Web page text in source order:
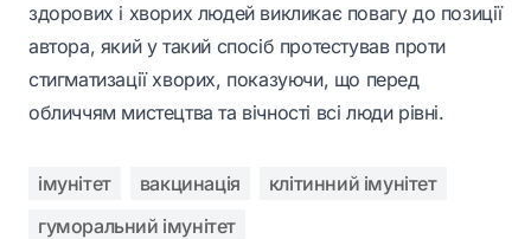
здорових і хворих людей викликає повагу до позиції
автора, який у такий спосіб протестував проти
стигматизації хворих, показуючи, що перед
обличчям мистецтва та вічності всі люди рівні.
імунітет вакцинація
клітинний імунітет
гуморальний імунітет